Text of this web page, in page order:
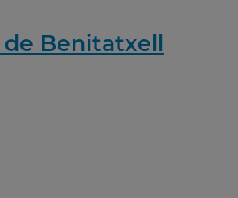
de Benitatxell